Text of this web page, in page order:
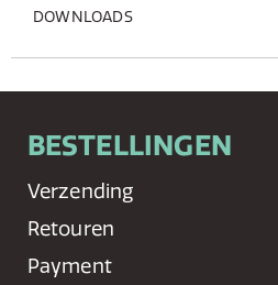
DOWNLOADS
BESTELLINGEN
Verzending
Retouren
Payment